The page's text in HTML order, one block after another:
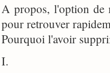
A propos, l'option de
pour retrouver
Pourquoi l'avoir
I.